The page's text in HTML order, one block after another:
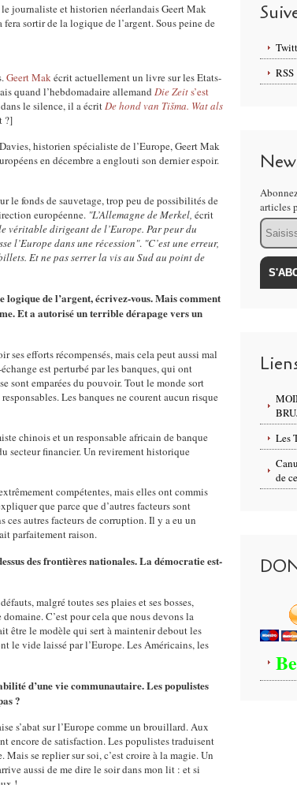
le journaliste et historien néerlandais Geert Mak
sortir de la logique de l’argent. Sous peine de
Geert Makécrit actuellement un livre sur les Etats-
quand l’hebdomadaire allemand Die Zeits’est
le silence, il a écritDe hond van Tišma. Wat als
?]
historien spécialiste de l’Europe, Geert Mak
en décembre a englouti son dernier espoir.
le fonds de sauvetage, trop peu de possibilités de
européenne. "L’Allemagne de Merkel, écrit
véritable dirigeant de l’Europe. Par peur du
l’Europe dans une récession". "C’est une erreur,
Et ne pas serrer la vis au Sud au point de
de l’argent, écrivez-vous. Mais comment
Et a autorisé un terrible dérapage vers un
ses efforts récompensés, mais cela peut aussi mal
est perturbé par les banques, qui ont
sont emparées du pouvoir. Tout le monde sort
Les banques ne courent aucun risque
chinois et un responsable africain de banque
secteur financier. Un revirement historique
compétentes, mais elles ont commis
que parce que d’autres facteurs sont
autres facteurs de corruption. Il y a eu un
parfaitement raison.
des frontières nationales. La démocratie est-
malgré toutes ses plaies et ses bosses,
C’est pour cela que nous devons la
être le modèle qui sert à maintenir debout les
le vide laissé par l’Europe. Les Américains, les
d’une vie communautaire. Les populistes
?
s’abat sur l’Europe comme un brouillard. Aux
encore de satisfaction. Les populistes traduisent
se replier sur soi, c’est croire à la magie. Un
aussi de me dire le soir dans mon lit : et si
RSS
articles
Email
Les
de